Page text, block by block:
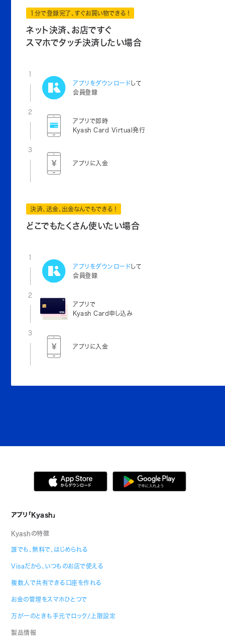
1分で登録完了、すぐお買い物できる！
ネット決済、お店ですぐ
スマホでタッチ決済したい場合
1
アプリをダウンロードして
会員登録
2
アプリで即時
Kyash Card Virtual発行
3
アプリに入金
決済、送金、出金なんでもできる！
どこでもたくさん使いたい場合
1
アプリをダウンロードして
会員登録
2
アプリで
Kyash Card申し込み
3
アプリに入金
アプリ「Kyash」
Kyashの特徴
誰でも、無料で、はじめられる
Visaだから、いつものお店で使える
複数人で共有できる口座を作れる
お金の管理をスマホひとつで
万が一のときも手元でロック/上限設定
製品情報